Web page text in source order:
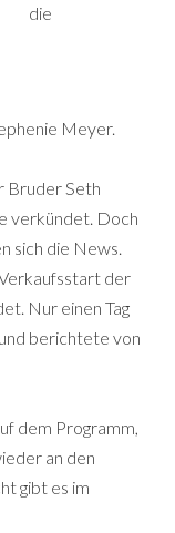
die
Meyer.
Bruder Seth
verkündet. Doch
sich die News.
der
Nur einen Tag
berichtete von
dem Programm,
an den
gibt es im